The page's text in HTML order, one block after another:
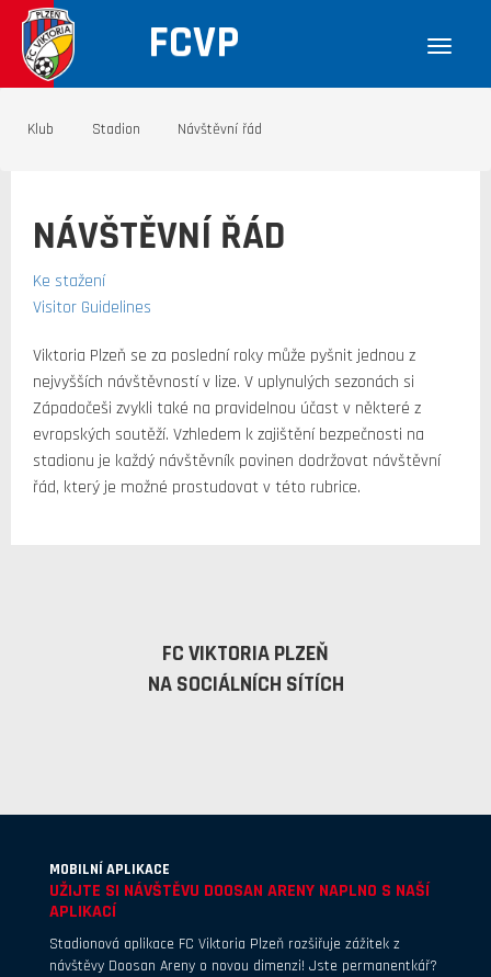
FCVP
Klub Stadion Návštěvní řád
NÁVŠTĚVNÍ ŘÁD
Ke stažení
Visitor Guidelines
Viktoria Plzeň se za poslední roky může pyšnit jednou z
nejvyšších návštěvností v lize. V uplynulých sezonách si
Západočeši zvykli také na pravidelnou účast v některé z
evropských soutěží. Vzhledem k zajištění bezpečnosti na
stadionu je každý návštěvník povinen dodržovat návštěvní
řád, který je možné prostudovat v této rubrice.
FC VIKTORIA PLZEŇ
NA SOCIÁLNÍCH SÍTÍCH
MOBILNÍ APLIKACE
UŽIJTE SI NÁVŠTĚVU DOOSAN ARENY NAPLNO S NAŠÍ
APLIKACÍ
Stadionová aplikace FC Viktoria Plzeň rozšiřuje zážitek z
návštěvy Doosan Areny o novou dimenzi! Jste permanentkář?